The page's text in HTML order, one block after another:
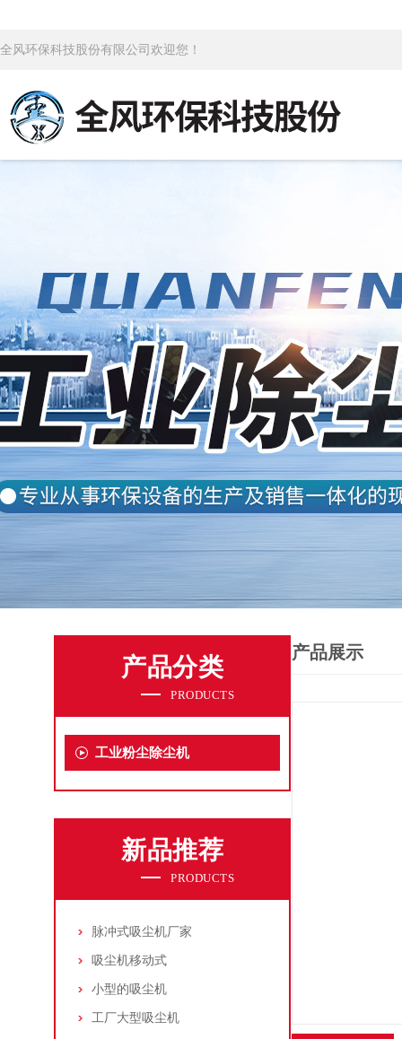
全风环保科技股份有限公司欢迎您！
产品分类
PRODUCTS
工业粉尘除尘机
新品推荐
PRODUCTS
脉冲式吸尘机厂家
吸尘机移动式
小型的吸尘机
工厂大型吸尘机
产品展示